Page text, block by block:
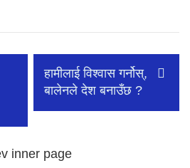
हामीलाई विश्वास गर्नोस्,
बालेनले देश बनाउँछ ?